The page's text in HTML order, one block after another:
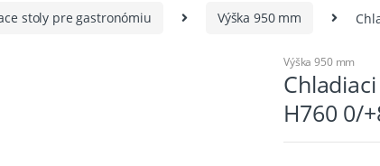
stoly pre gastronómiu Výška 950 mm
Výška 950 mm
H760 0/